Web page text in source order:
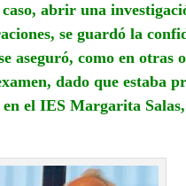
abrir una
se guardó la
aseguró, como en otras
dado que estaba
en el IES Margarita